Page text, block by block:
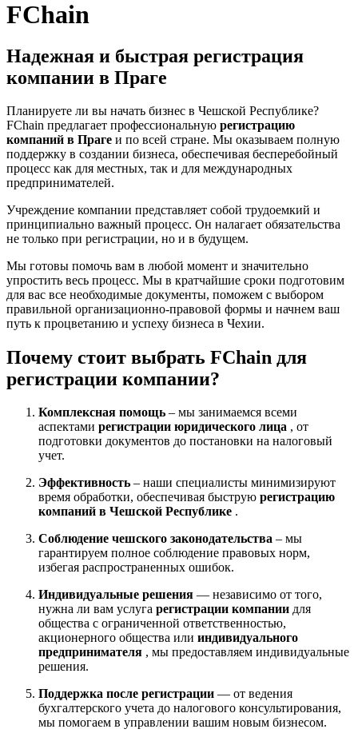
FChain
Надежная и быстрая регистрация
компании в Праге
Планируете ли вы начать бизнес в Чешской Республике?
FChain предлагает профессиональную регистрацию
компаний в Праге и по всей стране. Мы оказываем полную
поддержку в создании бизнеса, обеспечивая бесперебойный
процесс как для местных, так и для международных
предпринимателей.
Учреждение компании представляет собой трудоемкий и
принципиально важный процесс. Он налагает обязательства
не только при регистрации, но и в будущем.
Мы готовы помочь вам в любой момент и значительно
упростить весь процесс. Мы в кратчайшие сроки подготовим
для вас все необходимые документы, поможем с выбором
правильной организационно-правовой формы и начнем ваш
путь к процветанию и успеху бизнеса в Чехии.
Почему стоит выбрать FChain для
регистрации компании?
Комплексная помощь – мы занимаемся всеми
аспектами регистрации юридического лица , от
подготовки документов до постановки на налоговый
учет.
Эффективность – наши специалисты минимизируют
время обработки, обеспечивая быструю регистрацию
компаний в Чешской Республике .
Соблюдение чешского законодательства – мы
гарантируем полное соблюдение правовых норм,
избегая распространенных ошибок.
Индивидуальные решения — независимо от того,
нужна ли вам услуга регистрации компании для
общества с ограниченной ответственностью,
акционерного общества или индивидуального
предпринимателя , мы предоставляем индивидуальные
решения.
Поддержка после регистрации — от ведения
бухгалтерского учета до налогового консультирования,
мы помогаем в управлении вашим новым бизнесом.